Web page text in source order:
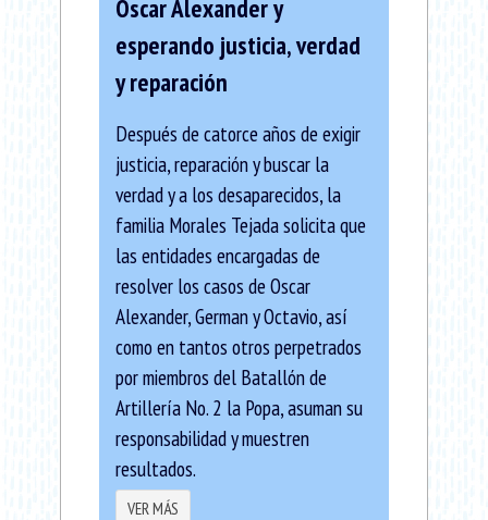
Óscar Alexander y
esperando justicia, verdad
y reparación
Después de catorce años de exigir
justicia, reparación y buscar la
verdad y a los desaparecidos, la
familia Morales Tejada solicita que
las entidades encargadas de
resolver los casos de Oscar
Alexander, German y Octavio, así
como en tantos otros perpetrados
por miembros del Batallón de
Artillería No. 2 la Popa, asuman su
responsabilidad y muestren
resultados.
VER MÁS